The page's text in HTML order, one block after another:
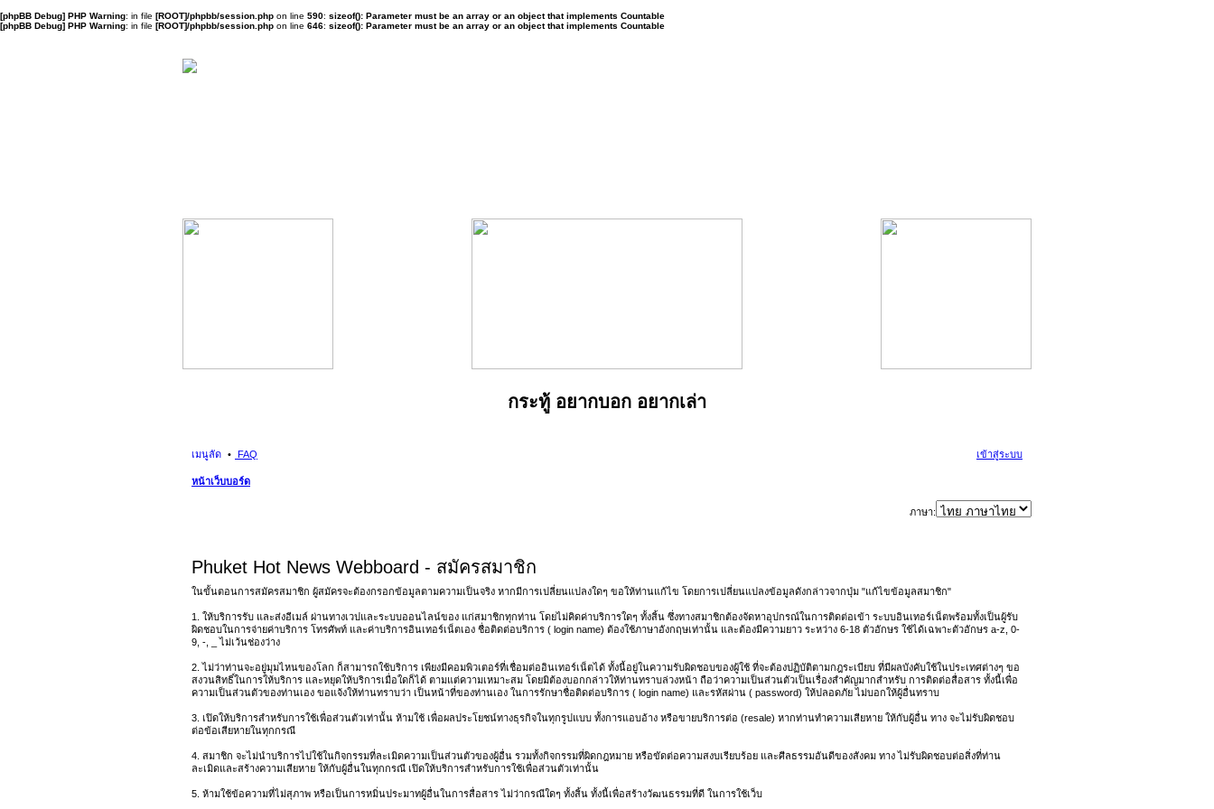
[phpBB Debug] PHP Warning: in file [ROOT]/phpbb/session.php on line 590: sizeof(): Parameter must be an array or an object that implements Countable
[phpBB Debug] PHP Warning: in file [ROOT]/phpbb/session.php on line 646: sizeof(): Parameter must be an array or an object that implements Countable
กระทู้ อยากบอก อยากเล่า
เมนูลัด FAQ เข้าสู่ระบบ
หน้าเว็บบอร์ด
ภาษา:
Phuket Hot News Webboard - สมัครสมาชิก
ในขั้นตอนการสมัครสมาชิก ผู้สมัครจะต้องกรอกข้อมูลตามความเป็นจริง หากมีการเปลี่ยนแปลงใดๆ ขอให้ท่านแก้ไข โดยการเปลี่ยนแปลงข้อมูลดังกล่าวจากปุ่ม "แก้ไขข้อมูลสมาชิก"
1. ให้บริการรับ และส่งอีเมล์ ผ่านทางเวปและระบบออนไลน์ของ แก่สมาชิกทุกท่าน โดยไม่คิดค่าบริการใดๆ ทั้งสิ้น ซึ่งทางสมาชิกต้องจัดหาอุปกรณ์ในการติดต่อเข้า ระบบอินเทอร์เน็ตพร้อมทั้งเป็นผู้รับ
ผิดชอบในการจ่ายค่าบริการ โทรศัพท์ และค่าบริการอินเทอร์เน็ตเอง ชื่อติดต่อบริการ ( login name) ต้องใช้ภาษาอังกฤษเท่านั้น และต้องมีความยาว ระหว่าง 6-18 ตัวอักษร ใช้ได้เฉพาะตัวอักษร a-z, 0-
9, -, _ ไม่เว้นช่องว่าง
2. ไม่ว่าท่านจะอยู่มุมไหนของโลก ก็สามารถใช้บริการ เพียงมีคอมพิวเตอร์ที่เชื่อมต่ออินเทอร์เน็ตได้ ทั้งนี้อยู่ในความรับผิดชอบของผู้ใช้ ที่จะต้องปฏิบัติตามกฎระเบียบ ที่มีผลบังคับใช้ในประเทศต่างๆ ขอ
สงวนสิทธิ์ในการให้บริการ และหยุดให้บริการเมื่อใดก็ได้ ตามแต่ความเหมาะสม โดยมิต้องบอกกล่าวให้ท่านทราบล่วงหน้า ถือว่าความเป็นส่วนตัวเป็นเรื่องสำคัญมากสำหรับ การติดต่อสื่อสาร ทั้งนี้เพื่อ
ความเป็นส่วนตัวของท่านเอง ขอแจ้งให้ท่านทราบว่า เป็นหน้าที่ของท่านเอง ในการรักษาชื่อติดต่อบริการ ( login name) และรหัสผ่าน ( password) ให้ปลอดภัย ไม่บอกให้ผู้อื่นทราบ
3. เปิดให้บริการสำหรับการใช้เพื่อส่วนตัวเท่านั้น ห้ามใช้ เพื่อผลประโยชน์ทางธุรกิจในทุกรูปแบบ ทั้งการแอบอ้าง หรือขายบริการต่อ (resale) หากท่านทำความเสียหาย ให้กับผู้อื่น ทาง จะไม่รับผิดชอบ
ต่อข้อเสียหายในทุกกรณี
4. สมาชิก จะไม่นำบริการไปใช้ในกิจกรรมที่ละเมิดความเป็นส่วนตัวของผู้อื่น รวมทั้งกิจกรรมที่ผิดกฎหมาย หรือขัดต่อความสงบเรียบร้อย และศีลธรรมอันดีของสังคม ทาง ไม่รับผิดชอบต่อสิ่งที่ท่าน
ละเมิดและสร้างความเสียหาย ให้กับผู้อื่นในทุกกรณี เปิดให้บริการสำหรับการใช้เพื่อส่วนตัวเท่านั้น
5. ห้ามใช้ข้อความที่ไม่สุภาพ หรือเป็นการหมิ่นประมาทผู้อื่นในการสื่อสาร ไม่ว่ากรณีใดๆ ทั้งสิ้น ทั้งนี้เพื่อสร้างวัฒนธรรมที่ดี ในการใช้เว็บ